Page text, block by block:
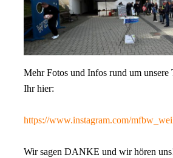
Mehr Fotos und Infos rund um unsere
Ihr hier:
https://www.instagram.com/
Wir sagen DANKE und wir hören